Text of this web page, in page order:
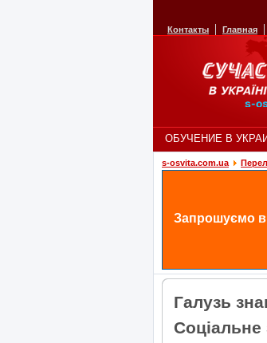
Контакты Главная
ОБУЧЕНИЕ В
s-osvita.com.ua
Запрошуємо
Галузь